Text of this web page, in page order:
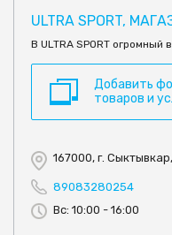
ULTRA SPORT,
В ULTRA SPORT
Добавить
товаров и
167000, г.
89083280254
Вс: 10:00 - 16:00